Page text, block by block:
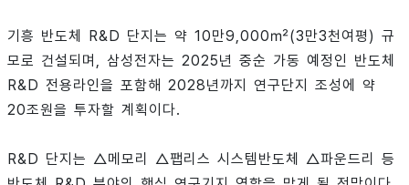
기흥 반도체 R&D 단지는 약 10만9,000㎡(3만3천여평) 규
모로 건설되며, 삼성전자는 2025년 중순 가동 예정인 반도체
R&D 전용라인을 포함해 2028년까지 연구단지 조성에 약
20조원을 투자할 계획이다.
R&D 단지는 △메모리 △팹리스 시스템반도체 △파운드리 등